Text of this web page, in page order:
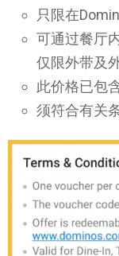
只限在
可通过餐厅
仅限外带及
此价格已包
须符合有关